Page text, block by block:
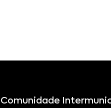
Comunidade